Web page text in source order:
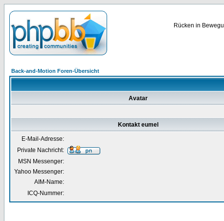
Rücken in
Back-and-Motion Foren-Übersicht
Avatar
Kontakt eumel
E-Mail-Adresse:
Private Nachricht:
MSN Messenger:
Yahoo Messenger:
AIM-Name:
ICQ-Nummer: